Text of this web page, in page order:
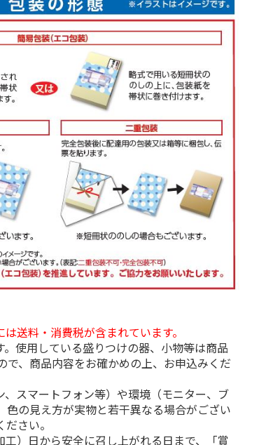
送料・消費税が含まれています。
使用している盛りつけの器、小物等は商品
で、商品内容をお確かめの上、お申込みくだ
スマートフォン等）や環境（モニター、ブ
色の見え方が実物と若干異なる場合がござい
さい。
）日から安全に召し上がれる日まで、「賞